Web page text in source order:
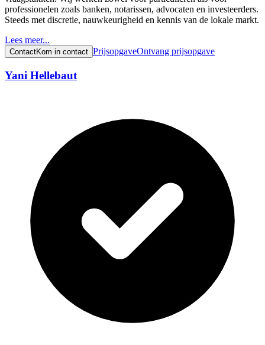
professionelen zoals banken, notarissen, advocaten en investeerders.
Steeds met discretie, nauwkeurigheid en kennis van de lokale markt.
Lees meer...
ContactKom in contact PrijsopgaveOntvang prijsopgave
Yani Hellebaut